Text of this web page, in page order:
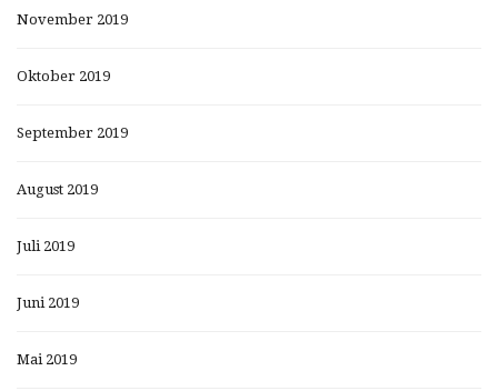
November 2019
Oktober 2019
September 2019
August 2019
Juli 2019
Juni 2019
Mai 2019